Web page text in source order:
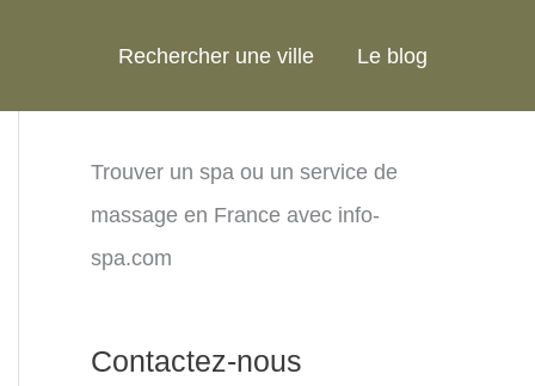
Rechercher une ville Le blog
Trouver un spa ou un service de
massage en France avec info-
spa.com
Contactez-nous